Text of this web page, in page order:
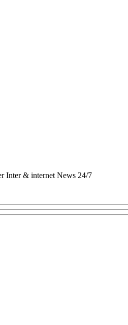
Inter & internet News 24/7